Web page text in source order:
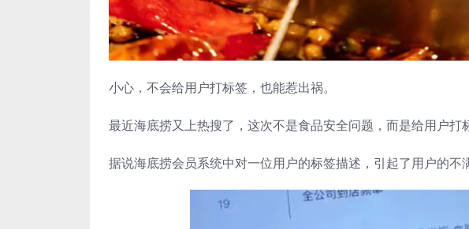
小心，不会给用户打标签，也能惹出祸。
最近海底捞又上热搜了，这次不是食品安全问题，而是给用户打
据说海底捞会员系统中对一位用户的标签描述，引起了用户的不